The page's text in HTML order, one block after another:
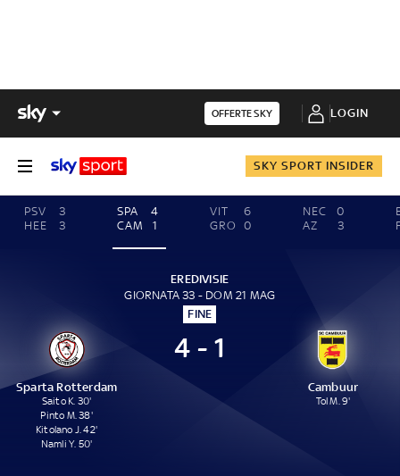
OFFERTE SKY LOGIN
SKY SPORT INSIDER
PSV
3
HEE
3
SPA
4
CAM
1
VIT
6
GRO
0
NEC
0
AZ
3
EREDIVISIE
GIORNATA 33 - DOM 21 MAG
FINE
Sparta Rotterdam
Saito K. 30'
Pinto M. 38'
Kitolano J. 42'
Namli Y. 50'
4 - 1
Cambuur
Tol M. 9'